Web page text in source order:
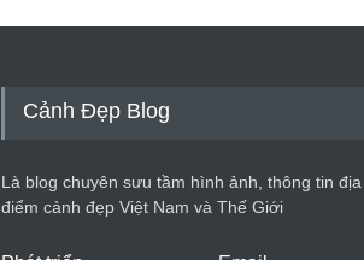
Cảnh Đẹp Blog
Là blog chuyên sưu tầm hình ảnh, thông tin địa
điểm cảnh đẹp Việt Nam và Thế Giới